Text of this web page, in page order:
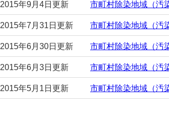
2015年9月4日更新 市町村除染地域（汚
2015年7月31日更新 市町村除染地域（汚
2015年6月30日更新 市町村除染地域（汚
2015年6月3日更新 市町村除染地域（汚
2015年5月1日更新 市町村除染地域（汚